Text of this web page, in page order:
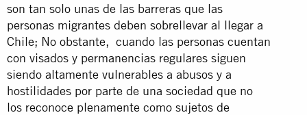
son tan solo unas de las barreras que las
personas migrantes deben sobrellevar al llegar a
Chile; No obstante, cuando las personas cuentan
con visados y permanencias regulares siguen
siendo altamente vulnerables a abusos y a
hostilidades por parte de una sociedad que no
los reconoce plenamente como sujetos de